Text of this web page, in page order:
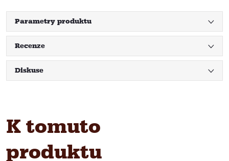
Parametry produktu
Recenze
Diskuse
K tomuto
produktu